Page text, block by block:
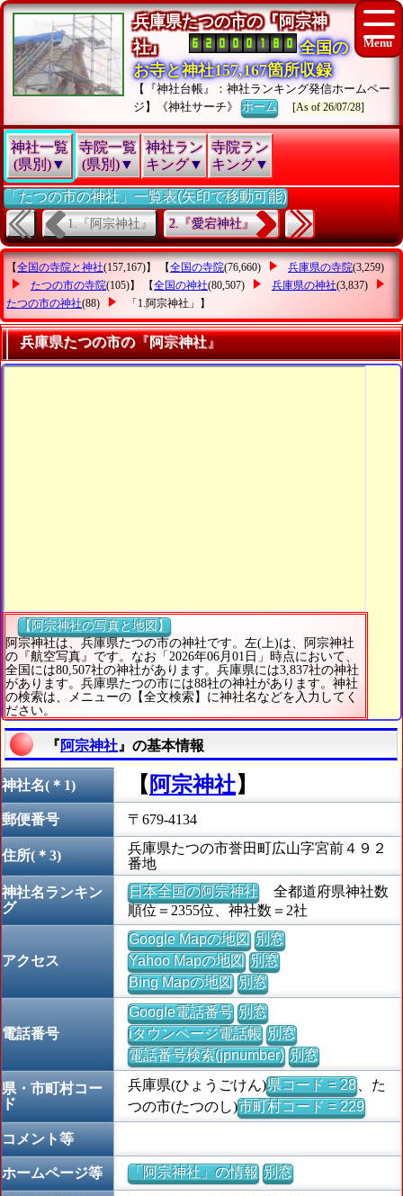
兵庫県たつの市の『阿宗神
社』
全国の
お寺と神社157,167箇所収録
【『神社台帳』：神社ランキング発信ホームペー
ジ】《神社サーチ》ホーム [As of 26/07/28]
神社一覧
(県別)▼
寺院一覧
(県別)▼
神社ラン
キング▼
寺院ラン
キング▼
「たつの市の神社」一覧表(矢印で移動可能)
1.『阿宗神社』 2.『愛宕神社』
【全国の寺院と神社(157,167)】 【全国の寺院(76,660) 兵庫県の寺院(3,259)
たつの市の寺院(105)】 【全国の神社(80,507) 兵庫県の神社(3,837)
たつの市の神社(88) 「1.阿宗神社」 】
兵庫県たつの市の『阿宗神社』
【阿宗神社の写真と地図】
阿宗神社は、兵庫県たつの市の神社です。左(上)は、阿宗神社
の『航空写真』です。なお「2026年06月01日」時点において、
全国には80,507社の神社があります。兵庫県には3,837社の神社
があります。兵庫県たつの市には88社の神社があります。神社
の検索は、メニューの【全文検索】に神社名などを入力してく
ださい。
『阿宗神社 』の基本情報
神社名(＊1) 【 阿宗神社】
郵便番号 〒679-4134
住所(＊3)
兵庫県たつの市誉田町広山字宮前４９２
番地
神社名ランキン
グ
日本全国の阿宗神社全都道府県神社数
順位＝2355位、神社数＝2社
アクセス
Google Mapの地図 別窓
Yahoo Mapの地図 別窓
Bing Mapの地図 別窓
電話番号
Google電話番号 別窓
iタウンページ電話帳 別窓
電話番号検索(jpnumber) 別窓
県・市町村コー
ド
兵庫県(ひょうごけん)県コード = 28、た
つの市(たつのし)市町村コード = 229
コメント等
ホームページ等 「阿宗神社」の情報 別窓